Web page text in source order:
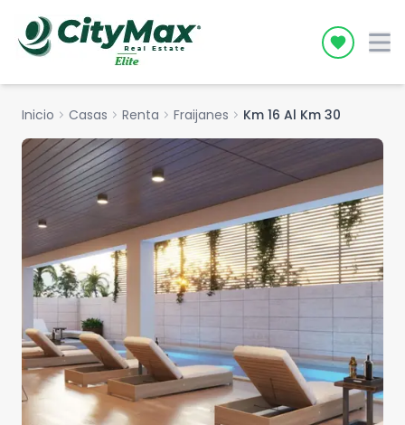
Icon
Inicio chevron_right Casas chevron_right Renta chevron_right Fraijanes chevron_right Km 16 Al Km 30